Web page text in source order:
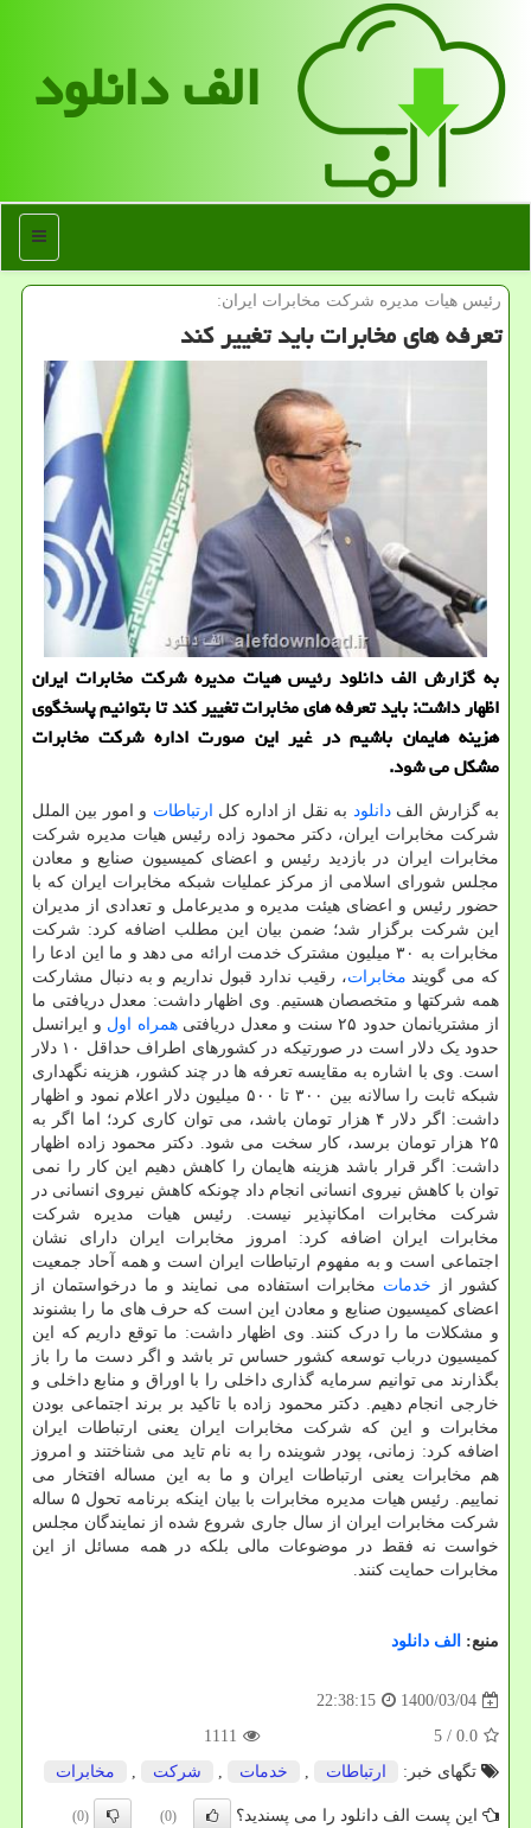
الف دانلود
منو
رئیس هیات مدیره شركت مخابرات ایران:
تعرفه های مخابرات باید تغییر كند
به گزارش الف دانلود رئیس هیات مدیره شرکت مخابرات ایران
اظهار داشت: باید تعرفه های مخابرات تغییر کند تا بتوانیم پاسخگوی
هزینه هایمان باشیم در غیر این صورت اداره شرکت مخابرات
مشکل می شود.
به گزارش الفدانلود به نقل از اداره کل ارتباطات و امور بین الملل
شرکت مخابرات ایران، دکتر محمود زاده رئیس هیات مدیره شرکت
مخابرات ایران در بازدید رئیس و اعضای کمیسیون صنایع و معادن
مجلس شورای اسلامی از مرکز عملیات شبکه مخابرات ایران که با
حضور رئیس و اعضای هیئت مدیره و مدیرعامل و تعدادی از مدیران
این شرکت برگزار شد؛ ضمن بیان این مطلب اضافه کرد: شرکت
مخابرات به ۳۰ میلیون مشترک خدمت ارائه می دهد و ما این ادعا را
که می گویند مخابرات، رقیب ندارد قبول نداریم و به دنبال مشارکت
همه شرکتها و متخصصان هستیم. وی اظهار داشت: معدل دریافتی ما
از مشتریانمان حدود ۲۵ سنت و معدل دریافتی
همراه اول و ایرانسل
حدود یک دلار است در صورتیکه در کشورهای اطراف حداقل ۱۰ دلار
است. وی با اشاره به مقایسه تعرفه ها در چند کشور، هزینه نگهداری
شبکه ثابت را سالانه بین ۳۰۰ تا ۵۰۰ میلیون دلار اعلام نمود و اظهار
داشت: اگر دلار ۴ هزار تومان باشد، می توان کاری کرد؛ اما اگر به
۲۵ هزار تومان برسد، کار سخت می شود. دکتر محمود زاده اظهار
داشت: اگر قرار باشد هزینه هایمان را کاهش دهیم این کار را نمی
توان با کاهش نیروی انسانی انجام داد چونکه کاهش نیروی انسانی در
شرکت مخابرات امکانپذیر نیست. رئیس هیات مدیره شرکت
مخابرات ایران اضافه کرد: امروز مخابرات ایران دارای نشان
اجتماعی است و به مفهوم ارتباطات ایران است و همه آحاد جمعیت
کشور از خدمات مخابرات استفاده می نمایند و ما درخواستمان از
اعضای کمیسیون صنایع و معادن این است که حرف های ما را بشنوند
و مشکلات ما را درک کنند. وی اظهار داشت: ما توقع داریم که این
کمیسیون درباب توسعه کشور حساس تر باشد و اگر دست ما را باز
بگذارند می توانیم سرمایه گذاری داخلی را با اوراق و منابع داخلی و
خارجی انجام دهیم. دکتر محمود زاده با تاکید بر برند اجتماعی بودن
مخابرات و این که شرکت مخابرات ایران یعنی ارتباطات ایران
اضافه کرد: زمانی، پودر شوینده را به نام تاید می شناختند و امروز
هم مخابرات یعنی ارتباطات ایران و ما به این مساله افتخار می
نماییم. رئیس هیات مدیره مخابرات با بیان اینکه برنامه تحول ۵ ساله
شرکت مخابرات ایران از سال جاری شروع شده از نمایندگان مجلس
خواست نه فقط در موضوعات مالی بلکه در همه مسائل از این
مخابرات حمایت کنند.
منبع: الف دانلود
1400/03/04
22:38:15
0.0
/ 5
1111
تگهای خبر:
ارتباطات , خدمات , شركت , مخابرات
این پست الف دانلود را می پسندید؟ (0)
(0)